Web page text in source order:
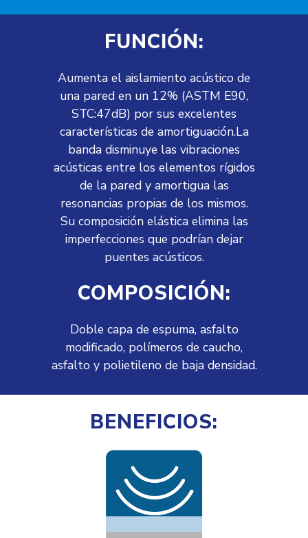
FUNCIÓN:
Aumenta el aislamiento acústico de
una pared en un 12% (ASTM E90,
STC:47dB) por sus excelentes
características de amortiguación.La
banda disminuye las vibraciones
acústicas entre los elementos rígidos
de la pared y amortigua las
resonancias propias de los mismos.
Su composición elástica elimina las
imperfecciones que podrían dejar
puentes acústicos.
COMPOSICIÓN:
Doble capa de espuma, asfalto
modificado, polímeros de caucho,
asfalto y polietileno de baja densidad.
BENEFICIOS: